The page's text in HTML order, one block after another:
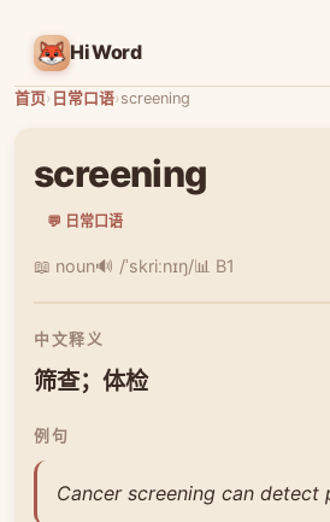
HiWord
首页› 日常口语›screening
screening
💬 日常口语
📖 noun🔊 /ˈskriːnɪŋ/📊 B1
中文释义
筛查；体检
例句
Cancer screening can detect